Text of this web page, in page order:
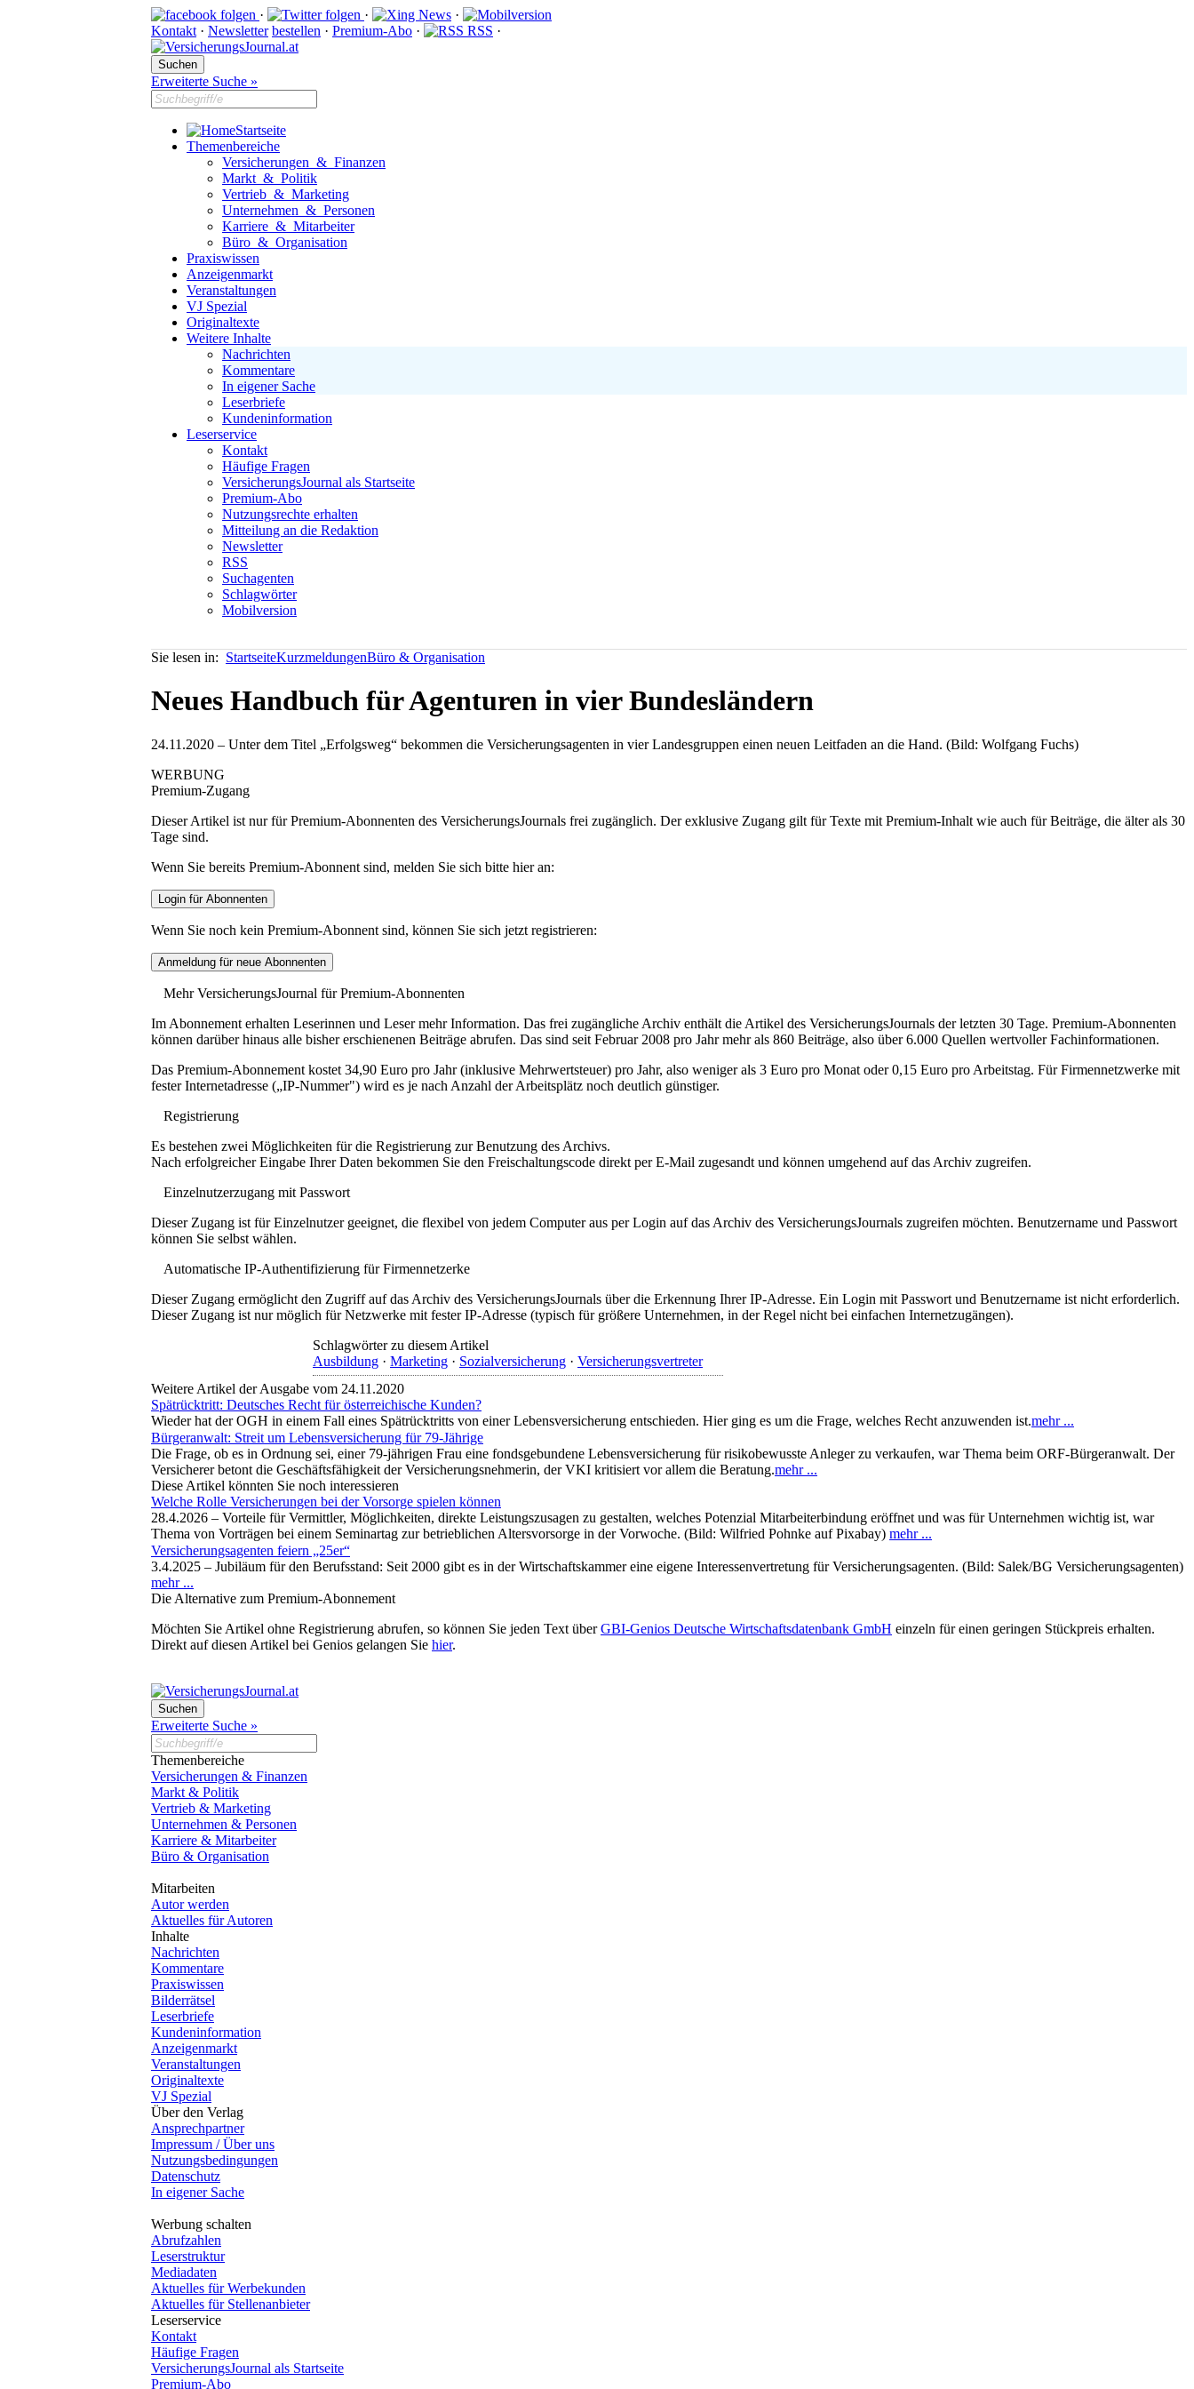
· ·
·
Kontakt · Newsletter bestellen · Premium-Abo · RSS ·
Erweiterte Suche »
Startseite
Themenbereiche
Versicherungen & Finanzen
Markt & Politik
Vertrieb & Marketing
Unternehmen & Personen
Karriere & Mitarbeiter
Büro & Organisation
Praxiswissen
Anzeigenmarkt
Veranstaltungen
VJ Spezial
Originaltexte
Weitere Inhalte
Nachrichten
Kommentare
In eigener Sache
Leserbriefe
Kundeninformation
Leserservice
Kontakt
Häufige Fragen
VersicherungsJournal als Startseite
Premium-Abo
Nutzungsrechte erhalten
Mitteilung an die Redaktion
Newsletter
RSS
Suchagenten
Schlagwörter
Mobilversion
Sie lesen in: StartseiteKurzmeldungenBüro & Organisation
Neues Handbuch für Agenturen in vier Bundesländern
24.11.2020 – Unter dem Titel „Erfolgsweg“ bekommen die Versicherungsagenten in vier Landesgruppen einen neuen Leitfaden an die Hand. (Bild: Wolfgang Fuchs)
WERBUNG
Premium-Zugang
Dieser Artikel ist nur für Premium-Abonnenten des VersicherungsJournals frei zugänglich. Der exklusive Zugang gilt für Texte mit Premium-Inhalt wie auch für Beiträge, die älter als 30
Tage sind.
Wenn Sie bereits Premium-Abonnent sind, melden Sie sich bitte hier an:
Wenn Sie noch kein Premium-Abonnent sind, können Sie sich jetzt registrieren:
Mehr VersicherungsJournal für Premium-Abonnenten
Im Abonnement erhalten Leserinnen und Leser mehr Information. Das frei zugängliche Archiv enthält die Artikel des VersicherungsJournals der letzten 30 Tage. Premium-Abonnenten
können darüber hinaus alle bisher erschienenen Beiträge abrufen. Das sind seit Februar 2008 pro Jahr mehr als 860 Beiträge, also über 6.000 Quellen wertvoller Fachinformationen.
Das Premium-Abonnement kostet 34,90 Euro pro Jahr (inklusive Mehrwertsteuer) pro Jahr, also weniger als 3 Euro pro Monat oder 0,15 Euro pro Arbeitstag. Für Firmennetzwerke mit
fester Internetadresse („IP-Nummer") wird es je nach Anzahl der Arbeitsplätz noch deutlich günstiger.
Registrierung
Es bestehen zwei Möglichkeiten für die Registrierung zur Benutzung des Archivs.
Nach erfolgreicher Eingabe Ihrer Daten bekommen Sie den Freischaltungscode direkt per E-Mail zugesandt und können umgehend auf das Archiv zugreifen.
Einzelnutzerzugang mit Passwort
Dieser Zugang ist für Einzelnutzer geeignet, die flexibel von jedem Computer aus per Login auf das Archiv des VersicherungsJournals zugreifen möchten. Benutzername und Passwort
können Sie selbst wählen.
Automatische IP-Authentifizierung für Firmennetzerke
Dieser Zugang ermöglicht den Zugriff auf das Archiv des VersicherungsJournals über die Erkennung Ihrer IP-Adresse. Ein Login mit Passwort und Benutzername ist nicht erforderlich.
Dieser Zugang ist nur möglich für Netzwerke mit fester IP-Adresse (typisch für größere Unternehmen, in der Regel nicht bei einfachen Internetzugängen).
Schlagwörter zu diesem Artikel
Ausbildung · Marketing · Sozialversicherung · Versicherungsvertreter
Weitere Artikel der Ausgabe vom 24.11.2020
Spätrücktritt: Deutsches Recht für österreichische Kunden?
Wieder hat der OGH in einem Fall eines Spätrücktritts von einer Lebensversicherung entschieden. Hier ging es um die Frage, welches Recht anzuwenden ist.mehr ...
Bürgeranwalt: Streit um Lebensversicherung für 79-Jährige
Die Frage, ob es in Ordnung sei, einer 79-jährigen Frau eine fondsgebundene Lebensversicherung für risikobewusste Anleger zu verkaufen, war Thema beim ORF-Bürgeranwalt. Der
Versicherer betont die Geschäftsfähigkeit der Versicherungsnehmerin, der VKI kritisiert vor allem die Beratung.mehr ...
Diese Artikel könnten Sie noch interessieren
Welche Rolle Versicherungen bei der Vorsorge spielen können
28.4.2026 – Vorteile für Vermittler, Möglichkeiten, direkte Leistungszusagen zu gestalten, welches Potenzial Mitarbeiterbindung eröffnet und was für Unternehmen wichtig ist, war
Thema von Vorträgen bei einem Seminartag zur betrieblichen Altersvorsorge in der Vorwoche. (Bild: Wilfried Pohnke auf Pixabay) mehr ...
Versicherungsagenten feiern „25er“
3.4.2025 – Jubiläum für den Berufsstand: Seit 2000 gibt es in der Wirtschaftskammer eine eigene Interessenvertretung für Versicherungsagenten. (Bild: Salek/BG Versicherungsagenten)
mehr ...
Die Alternative zum Premium-Abonnement
Möchten Sie Artikel ohne Registrierung abrufen, so können Sie jeden Text überGBI-Genios Deutsche Wirtschaftsdatenbank GmbH einzeln für einen geringen Stückpreis erhalten.
Direkt auf diesen Artikel bei Genios gelangen Sie hier.
Erweiterte Suche »
Themenbereiche
Versicherungen & Finanzen
Markt & Politik
Vertrieb & Marketing
Unternehmen & Personen
Karriere & Mitarbeiter
Büro & Organisation
Mitarbeiten
Autor werden
Aktuelles für Autoren
Inhalte
Nachrichten
Kommentare
Praxiswissen
Bilderrätsel
Leserbriefe
Kundeninformation
Anzeigenmarkt
Veranstaltungen
Originaltexte
VJ Spezial
Über den Verlag
Ansprechpartner
Impressum / Über uns
Nutzungsbedingungen
Datenschutz
In eigener Sache
Werbung schalten
Abrufzahlen
Leserstruktur
Mediadaten
Aktuelles für Werbekunden
Aktuelles für Stellenanbieter
Leserservice
Kontakt
Häufige Fragen
VersicherungsJournal als Startseite
Premium-Abo